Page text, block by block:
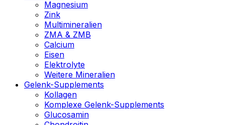
Magnesium
Zink
Multimineralien
ZMA & ZMB
Calcium
Eisen
Elektrolyte
Weitere Mineralien
Gelenk-Supplements
Kollagen
Komplexe Gelenk-Supplements
Glucosamin